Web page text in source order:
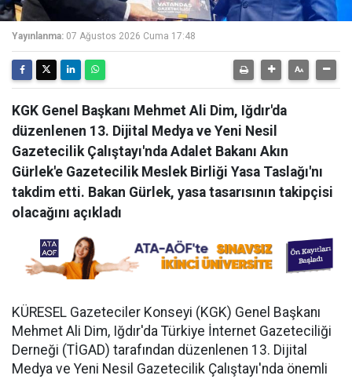
Yayınlanma: 07 Ağustos 2026 Cuma 17:48
KGK Genel Başkanı Mehmet Ali Dim, Iğdır'da
düzenlenen 13. Dijital Medya ve Yeni Nesil
Gazetecilik Çalıştayı'nda Adalet Bakanı Akın
Gürlek'e Gazetecilik Meslek Birliği Yasa Taslağı'nı
takdim etti. Bakan Gürlek, yasa tasarısının takipçisi
olacağını açıkladı
KÜRESEL Gazeteciler Konseyi (KGK) Genel Başkanı
Mehmet Ali Dim, Iğdır'da Türkiye İnternet Gazeteciliği
Derneği (TİGAD) tarafından düzenlenen 13. Dijital
Medya ve Yeni Nesil Gazetecilik Çalıştayı'nda önemli